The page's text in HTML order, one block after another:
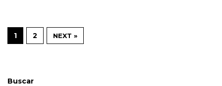
1 2 NEXT »
Buscar